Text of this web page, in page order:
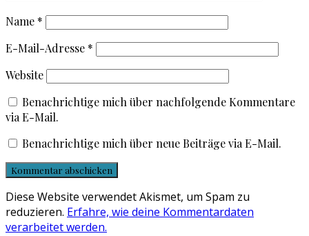
Name *
E-Mail-Adresse *
Website
Benachrichtige mich über nachfolgende Kommentare
via E-Mail.
Benachrichtige mich über neue Beiträge via E-Mail.
Diese Website verwendet Akismet, um Spam zu
reduzieren. Erfahre, wie deine Kommentardaten
verarbeitet werden.